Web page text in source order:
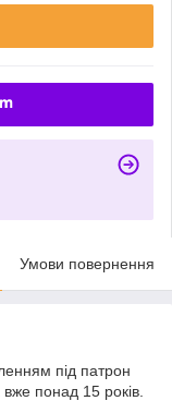
Умови повернення
під патрон
понад 15 років.